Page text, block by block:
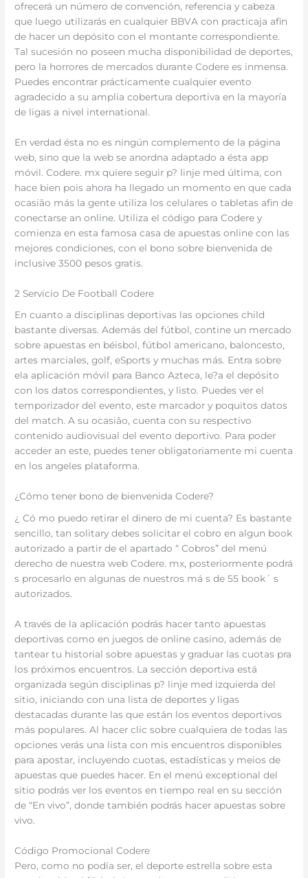
ofrecerá un número de convención, referencia y cabeza
que luego utilizarás en cualquier BBVA con practicaja afin
de hacer un depósito con el montante correspondiente.
Tal sucesión no poseen mucha disponibilidad de deportes,
pero la horrores de mercados durante Codere es inmensa.
Puedes encontrar prácticamente cualquier evento
agradecido a su amplia cobertura deportiva en la mayoría
de ligas a nivel international.
En verdad ésta no es ningún complemento de la página
web, sino que la web se anordna adaptado a ésta app
móvil. Codere. mx quiere seguir p? linje med última, con
hace bien pois ahora ha llegado un momento en que cada
ocasião más la gente utiliza los celulares o tabletas afin de
conectarse an online. Utiliza el código para Codere y
comienza en esta famosa casa de apuestas online con las
mejores condiciones, con el bono sobre bienvenida de
inclusive 3500 pesos gratis.
2 Servicio De Football Codere
En cuanto a disciplinas deportivas las opciones child
bastante diversas. Además del fútbol, contine un mercado
sobre apuestas en béisbol, fútbol americano, baloncesto,
artes marciales, golf, eSports y muchas más. Entra sobre
ela aplicación móvil para Banco Azteca, le?a el depósito
con los datos correspondientes, y listo. Puedes ver el
temporizador del evento, este marcador y poquitos datos
del match. A su ocasião, cuenta con su respectivo
contenido audiovisual del evento deportivo. Para poder
acceder an este, puedes tener obligatoriamente mi cuenta
en los angeles plataforma.
¿Cómo tener bono de bienvenida Codere?
¿ Có mo puedo retirar el dinero de mi cuenta? Es bastante
sencillo, tan solitary debes solicitar el cobro en algun book
autorizado a partir de el apartado “ Cobros” del menú
derecho de nuestra web Codere. mx, posteriormente podrá
s procesarlo en algunas de nuestros má s de 55 book´ s
autorizados.
A través de la aplicación podrás hacer tanto apuestas
deportivas como en juegos de online casino, además de
tantear tu historial sobre apuestas y graduar las cuotas pra
los próximos encuentros. La sección deportiva está
organizada según disciplinas p? linje med izquierda del
sitio, iniciando con una lista de deportes y ligas
destacadas durante las que están los eventos deportivos
más populares. Al hacer clic sobre cualquiera de todas las
opciones verás una lista con mis encuentros disponibles
para apostar, incluyendo cuotas, estadísticas y meios de
apuestas que puedes hacer. En el menú exceptional del
sitio podrás ver los eventos en tiempo real en su sección
de “En vivo”, donde también podrás hacer apuestas sobre
vivo.
Código Promocional Codere
Pero, como no podía ser, el deporte estrella sobre esta